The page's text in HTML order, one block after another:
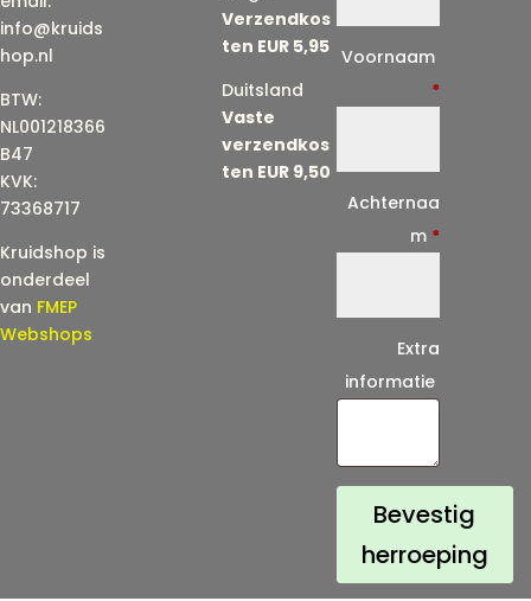
info@kruids
hop.nl
BTW:
NL001218366
B47
KVK:
73368717
Kruidshop is
onderdeel
van FMEP
Webshops
Verzendkos
ten EUR 5,95
Duitsland
Vaste
verzendkos
ten EUR 9,50
l
)
*
Voornaam
*
Achternaa
m *
Extra
informatie
Bevestig
herroeping